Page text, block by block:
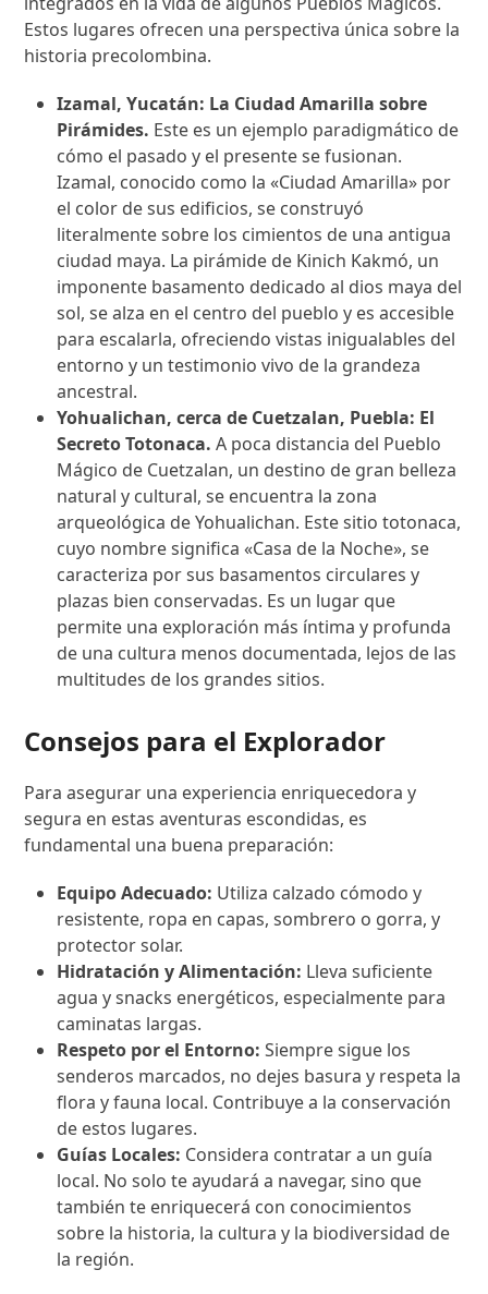
Estos lugares ofrecen una perspectiva única sobre la
historia precolombina.
Izamal, Yucatán: La Ciudad Amarilla sobre
Pirámides. Este es un ejemplo paradigmático de
cómo el pasado y el presente se fusionan.
Izamal, conocido como la «Ciudad Amarilla» por
el color de sus edificios, se construyó
literalmente sobre los cimientos de una antigua
ciudad maya. La pirámide de Kinich Kakmó, un
imponente basamento dedicado al dios maya del
sol, se alza en el centro del pueblo y es accesible
para escalarla, ofreciendo vistas inigualables del
entorno y un testimonio vivo de la grandeza
ancestral.
Yohualichan, cerca de Cuetzalan, Puebla: El
Secreto Totonaca. A poca distancia del Pueblo
Mágico de Cuetzalan, un destino de gran belleza
natural y cultural, se encuentra la zona
arqueológica de Yohualichan. Este sitio totonaca,
cuyo nombre significa «Casa de la Noche», se
caracteriza por sus basamentos circulares y
plazas bien conservadas. Es un lugar que
permite una exploración más íntima y profunda
de una cultura menos documentada, lejos de las
multitudes de los grandes sitios.
Consejos para el Explorador
Para asegurar una experiencia enriquecedora y
segura en estas aventuras escondidas, es
fundamental una buena preparación:
Equipo Adecuado: Utiliza calzado cómodo y
resistente, ropa en capas, sombrero o gorra, y
protector solar.
Hidratación y Alimentación: Lleva suficiente
agua y snacks energéticos, especialmente para
caminatas largas.
Respeto por el Entorno: Siempre sigue los
senderos marcados, no dejes basura y respeta la
flora y fauna local. Contribuye a la conservación
de estos lugares.
Guías Locales: Considera contratar a un guía
local. No solo te ayudará a navegar, sino que
también te enriquecerá con conocimientos
sobre la historia, la cultura y la biodiversidad de
la región.